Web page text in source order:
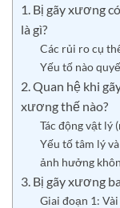
1. Bị gãy xương
là gì?
Các rủi ro cụ
Yếu tố nào
2. Quan hệ khi
xương thế nào?
Tác động vật lý
Yếu tố tâm lý
ảnh hưởng
3. Bị gãy xương
Giai đoạn 1: